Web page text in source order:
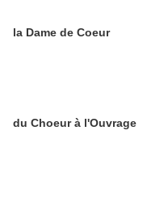
la Dame de Coeur
du Choeur à l'Ouvrage